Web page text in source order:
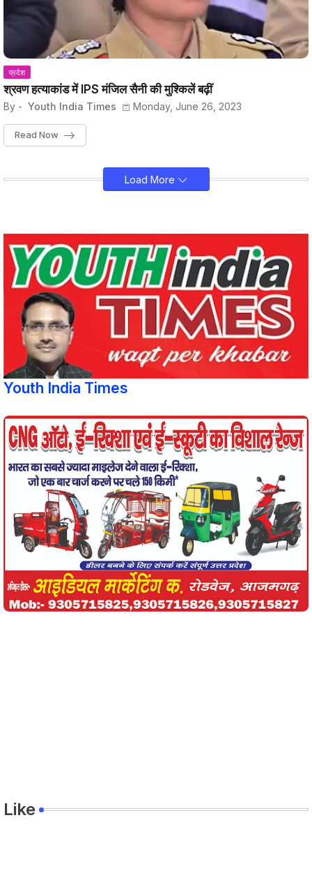
प्रदेश
श्रवण हत्याकांड में IPS मंजिल सैनी की मुश्किलें बढ़ीं
By - Youth India Times Monday, June 26, 2023
Read Now
Load More
Youth India Times
Like